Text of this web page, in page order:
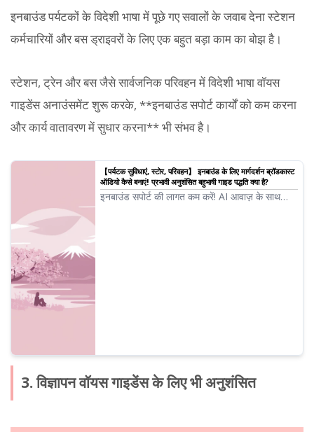
इनबाउंड पर्यटकों के विदेशी भाषा में पूछे गए सवालों के जवाब देना स्टेशन
कर्मचारियों और बस ड्राइवरों के लिए एक बहुत बड़ा काम का बोझ है।
स्टेशन, ट्रेन और बस जैसे सार्वजनिक परिवहन में विदेशी भाषा वॉयस
गाइडेंस अनाउंसमेंट शुरू करके, **इनबाउंड सपोर्ट कार्यों को कम करना
और कार्य वातावरण में सुधार करना** भी संभव है।
【पर्यटक सुविधाएं, स्टोर, परिवहन】 इनबाउंड के लिए मार्गदर्शन ब्रॉडकास्ट
ऑडियो कैसे बनाएं! प्रभावी अनुशंसित बहुभाषी गाइड पद्धति क्या है?
इनबाउंड सपोर्ट की लागत कम करें! AI आवाज़ के साथ
3. विज्ञापन वॉयस गाइडेंस के लिए भी अनुशंसित